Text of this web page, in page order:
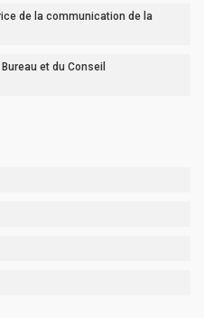
de la communication de la
et du Conseil